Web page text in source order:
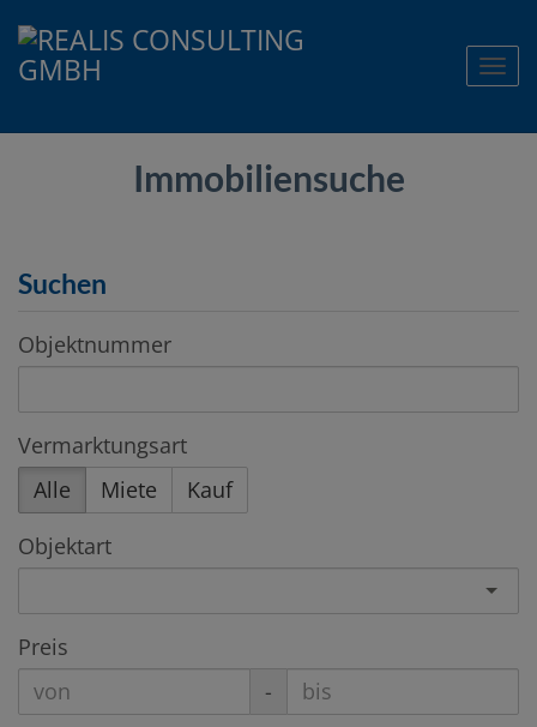
Immobiliensuche
Suchen
Objektnummer
Vermarktungsart
Alle
Miete
Kauf
Objektart
Preis
-